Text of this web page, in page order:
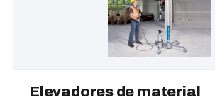
Elevadores de material